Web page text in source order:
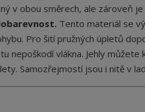
v obou směrech, ale zároveň
Tento materiál se
Pro šití pružných úpletů
nepoškodí vlákna. Jehly můžete
Samozřejmostí jsou i nitě v